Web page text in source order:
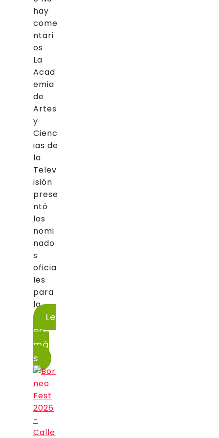
hay
come
ntari
os
La
Acad
emia
de
Artes
y
Cienc
ias de
la
Telev
isión
prese
ntó
los
nomi
nado
s
oficia
les
para
la...
Le
er
má
s